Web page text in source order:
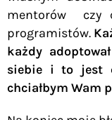
mentorów czy
programistów.
każdy
siebie i to jest
chciałbym Wam